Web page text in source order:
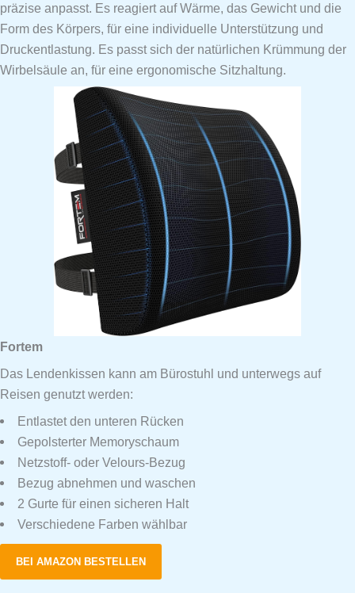
präzise anpasst. Es reagiert auf Wärme, das Gewicht und die
Form des Körpers, für eine individuelle Unterstützung und
Druckentlastung. Es passt sich der natürlichen Krümmung der
Wirbelsäule an, für eine ergonomische Sitzhaltung.
Fortem
Das Lendenkissen kann am Bürostuhl und unterwegs auf
Reisen genutzt werden:
Entlastet den unteren Rücken
Gepolsterter Memoryschaum
Netzstoff- oder Velours-Bezug
Bezug abnehmen und waschen
2 Gurte für einen sicheren Halt
Verschiedene Farben wählbar
BEI AMAZON BESTELLEN